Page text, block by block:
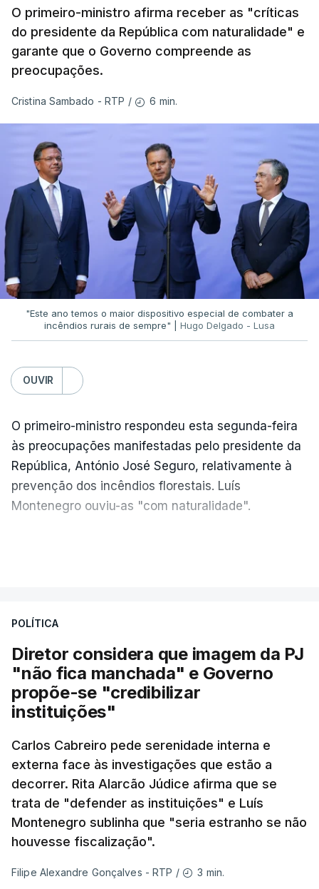
O primeiro-ministro afirma receber as "críticas
do presidente da República com naturalidade" e
garante que o Governo compreende as
preocupações.
Cristina Sambado - RTP / 6 min.
"Este ano temos o maior dispositivo especial de combater a
incêndios rurais de sempre" | Hugo Delgado - Lusa
OUVIR
O primeiro-ministro respondeu esta segunda-feira
às preocupações manifestadas pelo presidente da
República, António José Seguro, relativamente à
prevenção dos incêndios florestais. Luís
Montenegro ouviu-as "com naturalidade".
próprios um esforço muito grande nesta altura
para podermos atuar na prevenção e no
combate aos incêndios
", afirmou Luís
Montenegro em Fafe, à margem da inauguração de
uma Loja do Cidadão.
No fim de semana, António José Seguro
afirmou que tem transmitido a necessidade
de se melhorar "a prevenção e a capacidade
de resposta” no combate aos incêndios e
lembrou que o relatório da Comissão Técnica
Independente, que avaliou os incêndios de
ficou por fazer depois dos relatórios
POLÍTICA
Diretor considera que imagem da PJ
"não fica manchada" e Governo
propõe-se "credibilizar
instituições"
Carlos Cabreiro pede serenidade interna e
externa face às investigações que estão a
decorrer. Rita Alarcão Júdice afirma que se
trata de "defender as instituições" e Luís
Montenegro sublinha que "seria estranho se não
houvesse fiscalização".
Filipe Alexandre Gonçalves - RTP / 3 min.